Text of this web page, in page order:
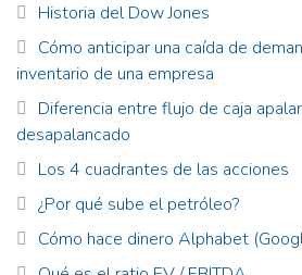
Historia del Dow Jones
Cómo anticipar una caída de
inventario de una empresa
Diferencia entre flujo de caja
desapalancado
Los 4 cuadrantes de las acciones
¿Por qué sube el petróleo?
Cómo hace dinero Alphabet